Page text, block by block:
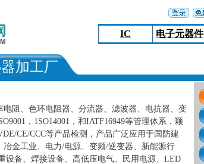
IC 电子元器件
加工厂
阻、色环电阻器、分流器、滤波器、电抗器、变
，1SO14001，和IATF16949等管理体系，颖
CE/CCC等产品检测，产品广泛应用于国防建
金工业、电力/电源、变频/逆变器、新能源行
设备、焊接设备、高低压电气、民用电源、LED